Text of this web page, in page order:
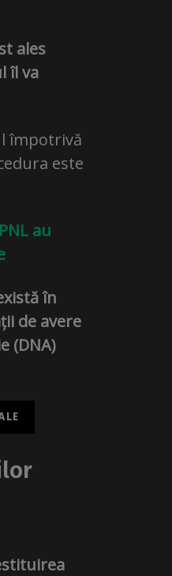
ales
îl va
împotrivă
este
au
în
de avere
(DNA)